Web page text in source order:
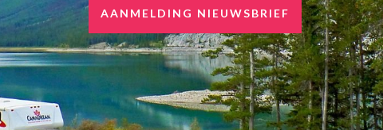
AANMELDING NIEUWSBRIEF